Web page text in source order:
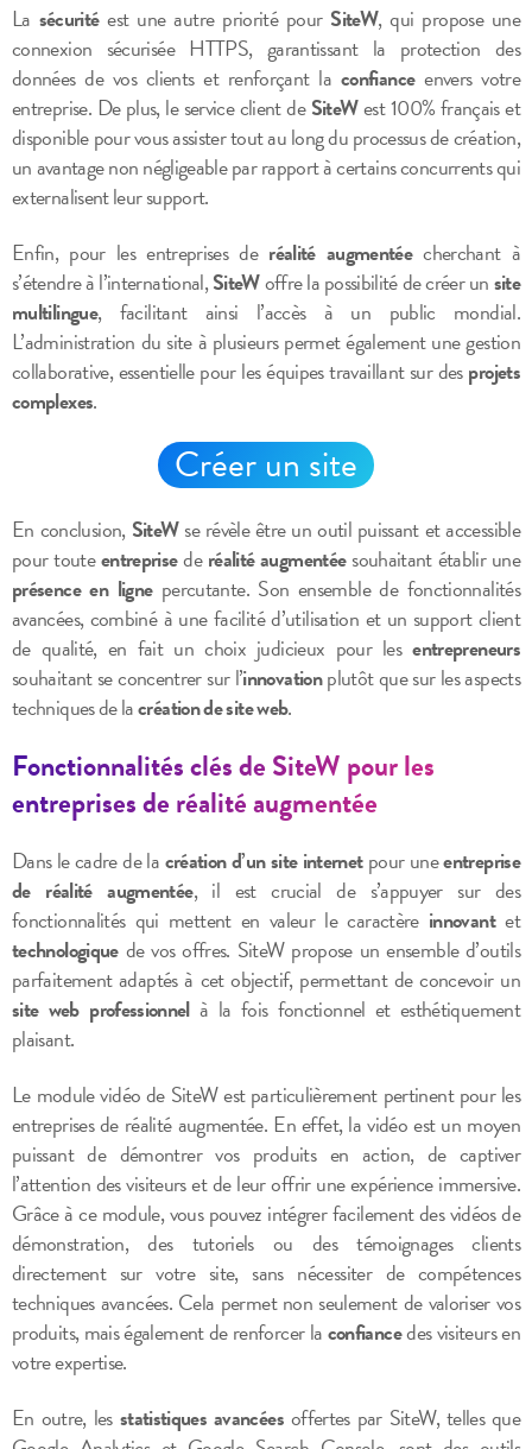
La sécuritéest une autre priorité pour SiteW, qui propose une
connexion sécurisée HTTPS, garantissant la protection des
données de vos clients et renforçant laconfianceenvers votre
entreprise. De plus, le service client deSiteWest 100% français et
disponible pour vous assister tout au long du processus de création,
un avantage non négligeable par rapport à certains concurrents qui
externalisent leur support.
Enfin, pour les entreprises de réalité augmentéecherchant à
s’étendre à l’international,SiteWoffre la possibilité de créer unsite
multilingue, facilitant ainsi l’accès à un public mondial.
L’administration du site à plusieurs permet également une gestion
collaborative, essentielle pour les équipes travaillant sur desprojets
complexes.
Créer un site
En conclusion, SiteWse révèle être un outil puissant et accessible
pour touteentreprisederéalité augmentéesouhaitant établir une
présence en lignepercutante. Son ensemble de fonctionnalités
avancées, combiné à une facilité d’utilisation et un support client
de qualité, en fait un choix judicieux pour lesentrepreneurs
souhaitant se concentrer sur l’innovationplutôt que sur les aspects
techniques de lacréation de site web.
Fonctionnalités clés de SiteW pour les
entreprises de réalité augmentée
Dans le cadre de lacréation d’un site internetpour uneentreprise
de réalité augmentée, il est crucial de s’appuyer sur des
fonctionnalités qui mettent en valeur le caractère innovantet
technologiquede vos offres. SiteW propose un ensemble d’outils
parfaitement adaptés à cet objectif, permettant de concevoir un
site web professionnelà la fois fonctionnel et esthétiquement
plaisant.
Le module vidéo de SiteW est particulièrement pertinent pour les
entreprises de réalité augmentée. En effet, la vidéo est un moyen
puissant de démontrer vos produits en action, de captiver
l’attention des visiteurs et de leur offrir une expérience immersive.
Grâce à ce module, vous pouvez intégrer facilement des vidéos de
démonstration, des tutoriels ou des témoignages clients
directement sur votre site, sans nécessiter de compétences
techniques avancées. Cela permet non seulement de valoriser vos
produits, mais également de renforcer laconfiancedes visiteurs en
votre expertise.
En outre, les statistiques avancéesoffertes par SiteW, telles que